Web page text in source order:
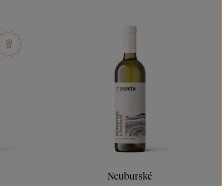
Neuburské